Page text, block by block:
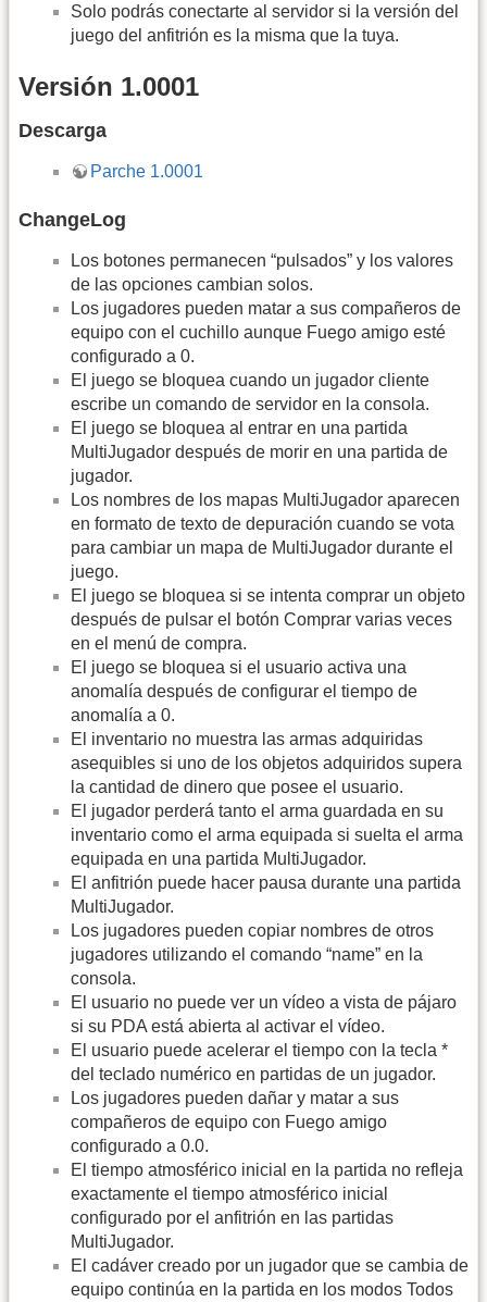
Solo podrás conectarte al servidor si la versión del
juego del anfitrión es la misma que la tuya.
Versión 1.0001
Descarga
Parche 1.0001
ChangeLog
Los botones permanecen “pulsados” y los valores
de las opciones cambian solos.
Los jugadores pueden matar a sus compañeros de
equipo con el cuchillo aunque Fuego amigo esté
configurado a 0.
El juego se bloquea cuando un jugador cliente
escribe un comando de servidor en la consola.
El juego se bloquea al entrar en una partida
MultiJugador después de morir en una partida de
jugador.
Los nombres de los mapas MultiJugador aparecen
en formato de texto de depuración cuando se vota
para cambiar un mapa de MultiJugador durante el
juego.
El juego se bloquea si se intenta comprar un objeto
después de pulsar el botón Comprar varias veces
en el menú de compra.
El juego se bloquea si el usuario activa una
anomalía después de configurar el tiempo de
anomalía a 0.
El inventario no muestra las armas adquiridas
asequibles si uno de los objetos adquiridos supera
la cantidad de dinero que posee el usuario.
El jugador perderá tanto el arma guardada en su
inventario como el arma equipada si suelta el arma
equipada en una partida MultiJugador.
El anfitrión puede hacer pausa durante una partida
MultiJugador.
Los jugadores pueden copiar nombres de otros
jugadores utilizando el comando “name” en la
consola.
El usuario no puede ver un vídeo a vista de pájaro
si su PDA está abierta al activar el vídeo.
El usuario puede acelerar el tiempo con la tecla *
del teclado numérico en partidas de un jugador.
Los jugadores pueden dañar y matar a sus
compañeros de equipo con Fuego amigo
configurado a 0.0.
El tiempo atmosférico inicial en la partida no refleja
exactamente el tiempo atmosférico inicial
configurado por el anfitrión en las partidas
MultiJugador.
El cadáver creado por un jugador que se cambia de
equipo continúa en la partida en los modos Todos